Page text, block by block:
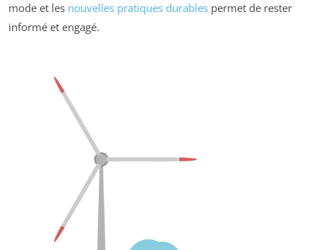
mode et les nouvelles pratiques durables permet de rester
informé et engagé.